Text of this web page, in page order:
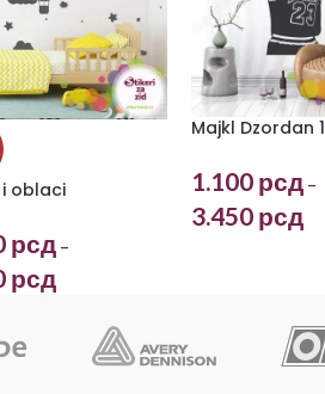
oblaci
рсд –
рсд
Majkl Dzordan 1
1.100 рсд –
3.450 рсд